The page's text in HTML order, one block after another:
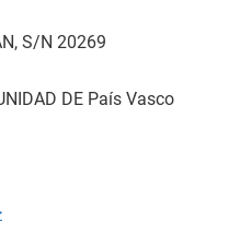
S/N 20269
DE País Vasco